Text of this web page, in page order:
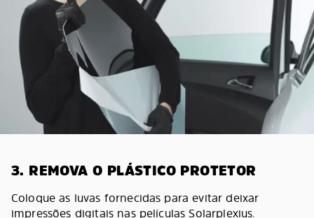
3. REMOVA O PLÁSTICO PROTETOR
Coloque as luvas fornecidas para evitar deixar
impressões digitais nas películas Solarplexius.